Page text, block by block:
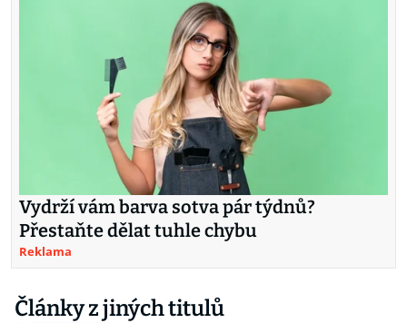
Vydrží vám barva sotva pár týdnů?
Přestaňte dělat tuhle chybu
Reklama
Články z jiných titulů